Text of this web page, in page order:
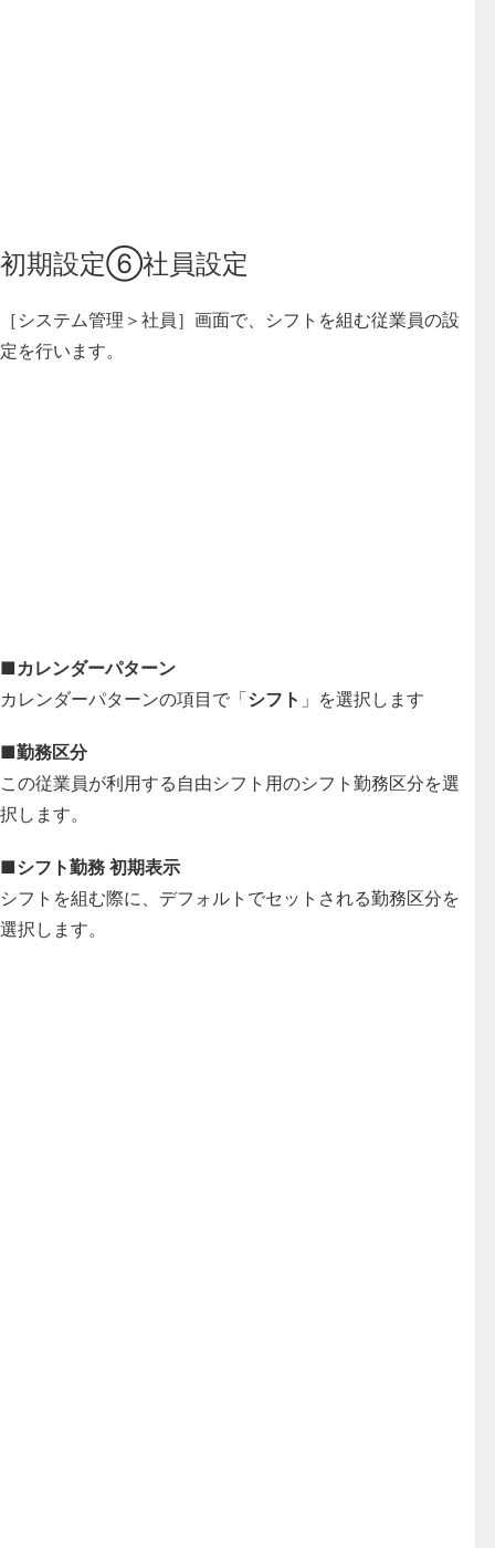
初期設定⑥社員設定
［システム管理＞社員］画面で、シフトを組む従業員の設
定を行います。
■カレンダーパターン
カレンダーパターンの項目で「シフト 」を選択します
■勤務区分
この従業員が利用する自由シフト用のシフト勤務区分を選
択します。
■シフト勤務 初期表示
シフトを組む際に、デフォルトでセットされる勤務区分を
選択します。